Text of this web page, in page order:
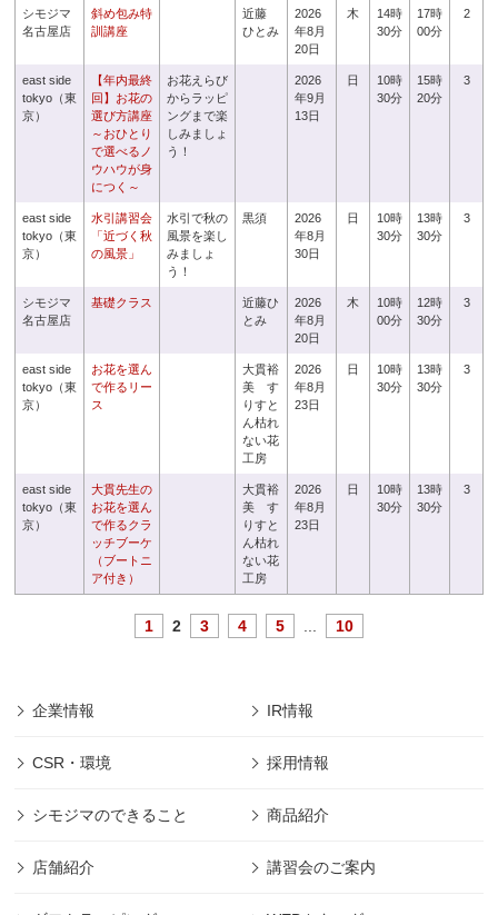
シモジマ
名古屋店
斜め包み特
訓講座
近藤
ひとみ
2026
年8月
20日
木
14時
30分
17時
00分
2
east side
tokyo（東
京）
【年内最終
回】お花の
選び方講座
～おひとり
で選べるノ
ウハウが身
につく～
お花えらび
からラッピ
ングまで楽
しみましょ
う！
2026
年9月
13日
日
10時
30分
15時
20分
3
east side
tokyo（東
京）
水引講習会
「近づく秋
の風景」
水引で秋の
風景を楽し
みましょ
う！
黒須
2026
年8月
30日
日
10時
30分
13時
30分
3
シモジマ
名古屋店
基礎クラス
近藤ひ
とみ
2026
年8月
20日
木
10時
00分
12時
30分
3
east side
tokyo（東
京）
お花を選ん
で作るリー
ス
大貫裕
美 す
りすと
ん枯れ
ない花
工房
2026
年8月
23日
日
10時
30分
13時
30分
3
east side
tokyo（東
京）
大貫先生の
お花を選ん
で作るクラ
ッチブーケ
（ブートニ
ア付き）
大貫裕
美 す
りすと
ん枯れ
ない花
工房
2026
年8月
23日
日
10時
30分
13時
30分
3
1 2 3 4 5 10
企業情報 IR情報
CSR・環境 採用情報
シモジマのできること 商品紹介
店舗紹介 講習会のご案内